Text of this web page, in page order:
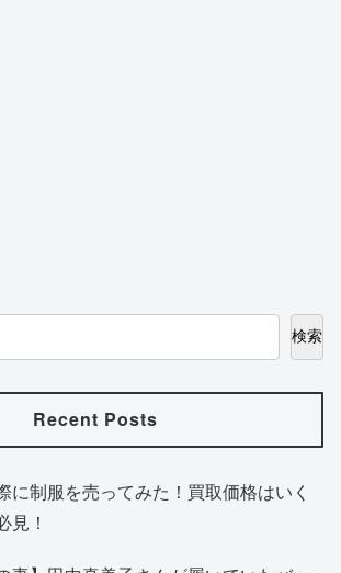
検索
Recent Posts
に制服を売ってみた！買取価格はいく
見！